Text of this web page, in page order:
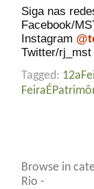
Siga nas
Facebook/
Instagram
Twitter/rj_mst
Tagged:
Browse in
Rio -